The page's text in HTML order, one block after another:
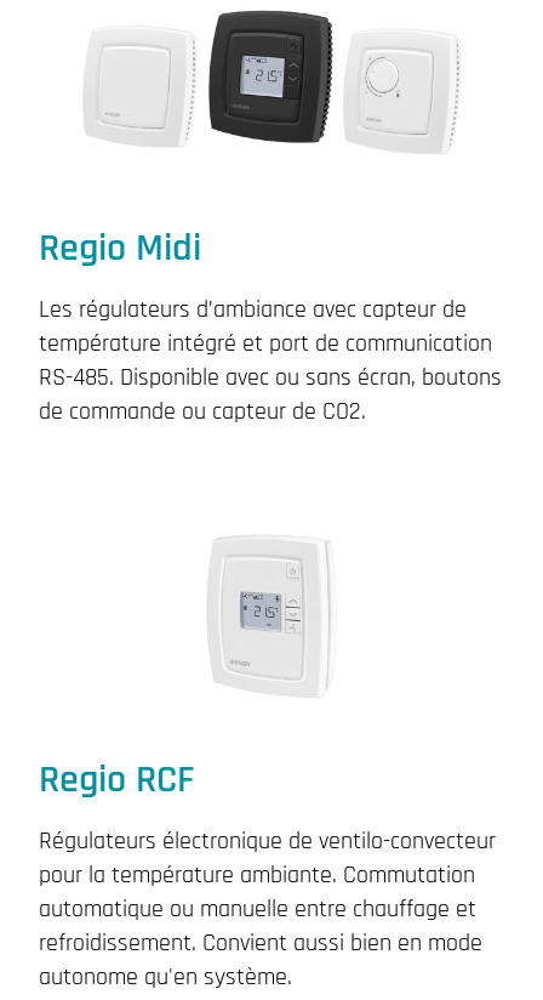
Regio Midi
Les régulateurs d’ambiance avec capteur de
température intégré et port de communication
RS-485. Disponible avec ou sans écran, boutons
de commande ou capteur de CO2.
Regio RCF
Régulateurs électronique de ventilo-convecteur
pour la température ambiante. Commutation
automatique ou manuelle entre chauffage et
refroidissement. Convient aussi bien en mode
autonome qu'en système.